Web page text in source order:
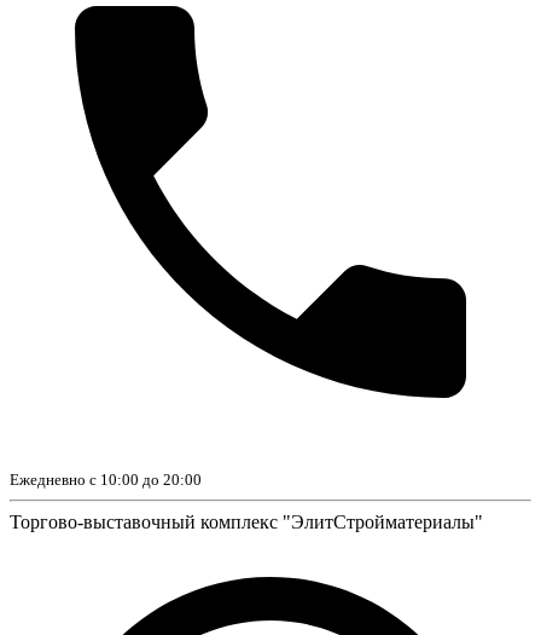
Ежедневно с 10:00 до 20:00
Торгово-выставочный комплекс "ЭлитСтройматериалы"